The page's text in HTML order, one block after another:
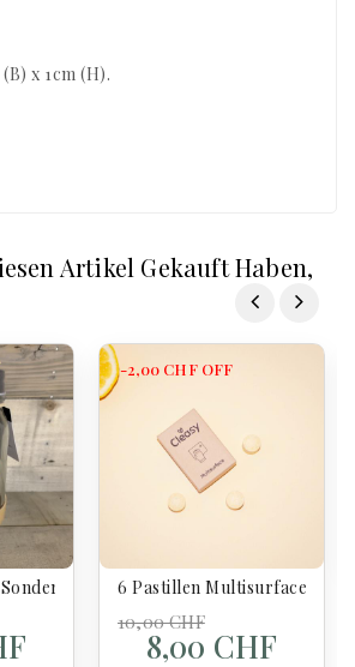
x 1cm (H).
Artikel Gekauft Haben,
6 Pastillen Multisurface -
10,00 CHF
-2,00 CHF OFF
8,00 CHF